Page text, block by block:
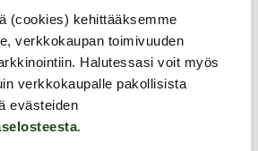
(cookies) kehittääksemme
verkkokaupan toimivuuden
Halutessasi voit myös
verkkokaupalle pakollisista
evästeiden
.